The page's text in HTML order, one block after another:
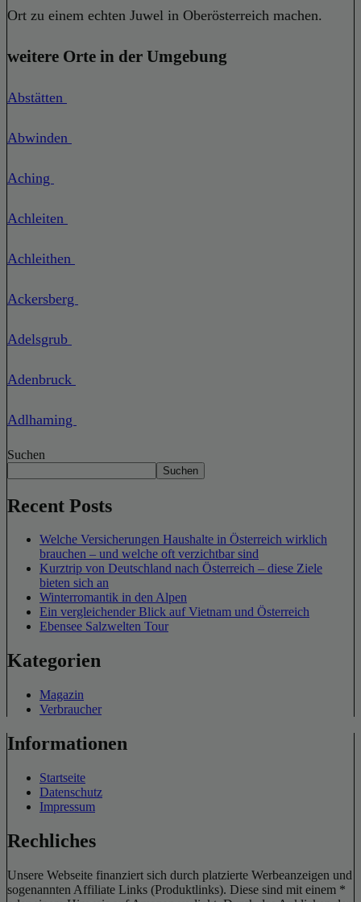
Ort zu einem echten Juwel in Oberösterreich machen.
weitere Orte in der Umgebung
Abstätten
Abwinden
Aching
Achleiten
Achleithen
Ackersberg
Adelsgrub
Adenbruck
Adlhaming
Suchen
Suchen
Recent Posts
Welche Versicherungen Haushalte in Österreich wirklich
brauchen – und welche oft verzichtbar sind
Kurztrip von Deutschland nach Österreich – diese Ziele
bieten sich an
Winterromantik in den Alpen
Ein vergleichender Blick auf Vietnam und Österreich
Ebensee Salzwelten Tour
Kategorien
Magazin
Verbraucher
Informationen
Startseite
Datenschutz
Impressum
Rechliches
Unsere Webseite finanziert sich durch platzierte Werbeanzeigen und
sogenannten Affiliate Links (Produktlinks). Diese sind mit einem *